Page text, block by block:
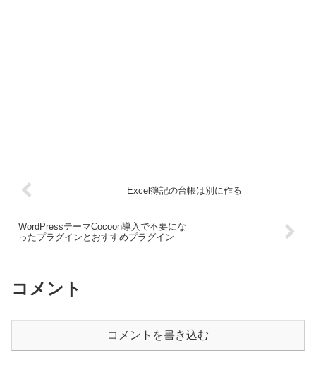
Excel簿記の台帳は別に作る
WordPressテーマCocoon導入で不要にな
ったプラグインとおすすめプラグイン
コメント
コメントを書き込む